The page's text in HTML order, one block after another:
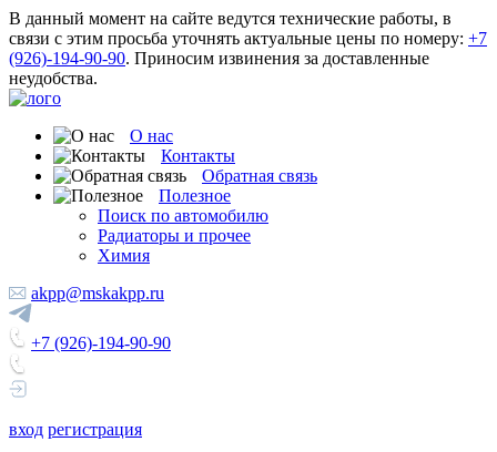
В данный момент на сайте ведутся технические работы, в
связи с этим просьба уточнять актуальные цены по номеру: +7
(926)-194-90-90. Приносим извинения за доставленные
неудобства.
О нас
Контакты
Обратная связь
Полезное
Поиск по автомобилю
Радиаторы и прочее
Химия
akpp@mskakpp.ru
+7 (926)-194-90-90
вход регистрация